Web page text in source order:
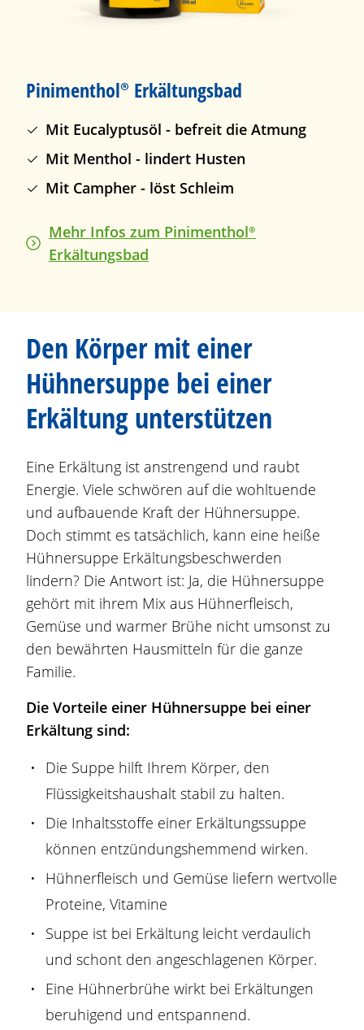
Pinimenthol® Erkältungsbad
Mit Eucalyptusöl - befreit die Atmung
Mit Menthol - lindert Husten
Mit Campher - löst Schleim
Mehr Infos zum Pinimenthol®
Erkältungsbad
Den Körper mit einer
Hühnersuppe bei einer
Erkältung unterstützen
Eine Erkältung ist anstrengend und raubt
Energie. Viele schwören auf die wohltuende
und aufbauende Kraft der Hühnersuppe.
Doch stimmt es tatsächlich, kann eine heiße
Hühnersuppe Erkältungsbeschwerden
lindern? Die Antwort ist: Ja, die Hühnersuppe
gehört mit ihrem Mix aus Hühnerfleisch,
Gemüse und warmer Brühe nicht umsonst zu
den bewährten Hausmitteln für die ganze
Familie.
Die Vorteile einer Hühnersuppe bei einer
Erkältung sind:
Die Suppe hilft Ihrem Körper, den
Flüssigkeitshaushalt stabil zu halten.
Die Inhaltsstoffe einer Erkältungssuppe
können entzündungshemmend wirken.
Hühnerfleisch und Gemüse liefern wertvolle
Proteine, Vitamine
Suppe ist bei Erkältung leicht verdaulich
und schont den angeschlagenen Körper.
Eine Hühnerbrühe wirkt bei Erkältungen
beruhigend und entspannend.